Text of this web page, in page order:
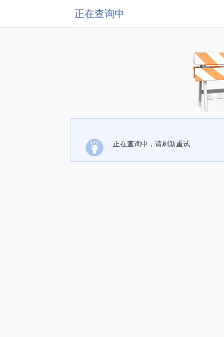
正在查询中
正在查询中，请刷新重试